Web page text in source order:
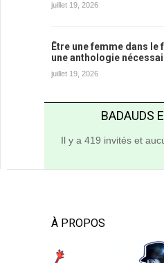
juillet 19, 2026
Être une femme dans le
une anthologie
juillet 19, 2026
BADAUDS
Il y a 419 invités et
À PROPOS